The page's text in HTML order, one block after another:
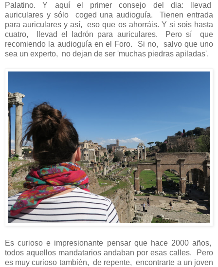
Palatino. Y aquí el primer consejo del dia: llevad
auriculares y sólo coged una audioguía. Tienen entrada
para auriculares y así, eso que os ahorráis. Y si sois hasta
cuatro, llevad el ladrón para auriculares. Pero sí que
recomiendo la audioguía en el Foro. Si no, salvo que uno
sea un experto, no dejan de ser 'muchas piedras apiladas'.
Es curioso e impresionante pensar que hace 2000 años,
todos aquellos mandatarios andaban por esas calles. Pero
es muy curioso también, de repente, encontrarte a un joven